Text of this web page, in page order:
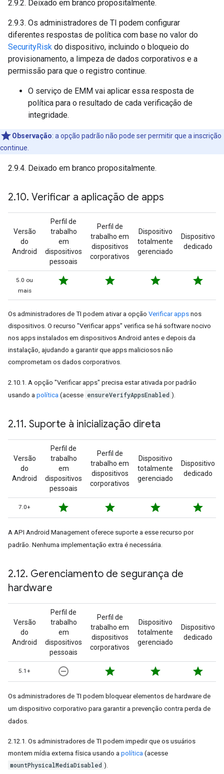
2.9.2. Deixado em branco propositalmente.
2.9.3. Os administradores de TI podem configurar
diferentes respostas de política com base no valor do
SecurityRisk do dispositivo, incluindo o bloqueio do
provisionamento, a limpeza de dados corporativos e a
permissão para que o registro continue.
O serviço de EMM vai aplicar essa resposta de
política para o resultado de cada verificação de
integridade.
Observação: a opção padrão não pode ser permitir que a inscrição
continue.
2.9.4. Deixado em branco propositalmente.
2.10. Verificar a aplicação de apps
Versão
do
Android
Perfil de
trabalho
em
dispositivos
pessoais
Perfil de
trabalho em
dispositivos
corporativos
Dispositivo
totalmente
gerenciado
Dispositivo
dedicado
5.0 ou
mais
star star star star
Os administradores de TI podem ativar a opção Verificar apps nos
dispositivos. O recurso "Verificar apps" verifica se há software nocivo
nos apps instalados em dispositivos Android antes e depois da
instalação, ajudando a garantir que apps maliciosos não
comprometam os dados corporativos.
2.10.1. A opção "Verificar apps" precisa estar ativada por padrão
usando a política (acesse ensureVerifyAppsEnabled ).
2.11. Suporte à inicialização direta
Versão
do
Android
Perfil de
trabalho
em
dispositivos
pessoais
Perfil de
trabalho em
dispositivos
corporativos
Dispositivo
totalmente
gerenciado
Dispositivo
dedicado
7.0+ star star star star
A API Android Management oferece suporte a esse recurso por
padrão. Nenhuma implementação extra é necessária.
2.12. Gerenciamento de segurança de
hardware
Versão
do
Android
Perfil de
trabalho
em
dispositivos
pessoais
Perfil de
trabalho em
dispositivos
corporativos
Dispositivo
totalmente
gerenciado
Dispositivo
dedicado
5.1+ remove_circle_outline star star star
Os administradores de TI podem bloquear elementos de hardware de
um dispositivo corporativo para garantir a prevenção contra perda de
dados.
2.12.1. Os administradores de TI podem impedir que os usuários
montem mídia externa física usando a política (acesse
mountPhysicalMediaDisabled ).